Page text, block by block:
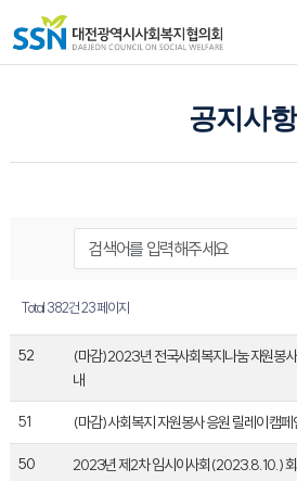
공지사항
Total 382건23 페이지
52
(마감) 2023년 전국사회복지나눔 자원봉
내
51 (마감) 사회복지 자원봉사 응원 릴레이 캠페
50 2023년 제2차 임시이사회(2023.8.10.)